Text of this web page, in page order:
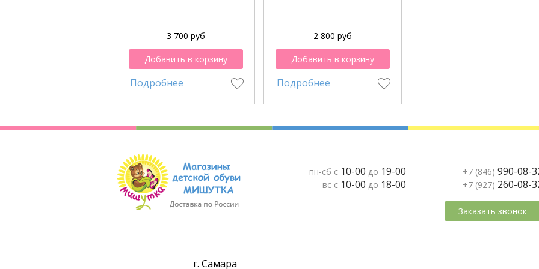
3 700 руб
Добавить в корзину
Подробнее
2 800 руб
Добавить в корзину
Подробнее
пн-сб с 10-00 до 19-00
вс с 10-00 до 18-00
+7 (846) 990-08-
+7 (927) 260-08-
Заказать звонок
г. Самара